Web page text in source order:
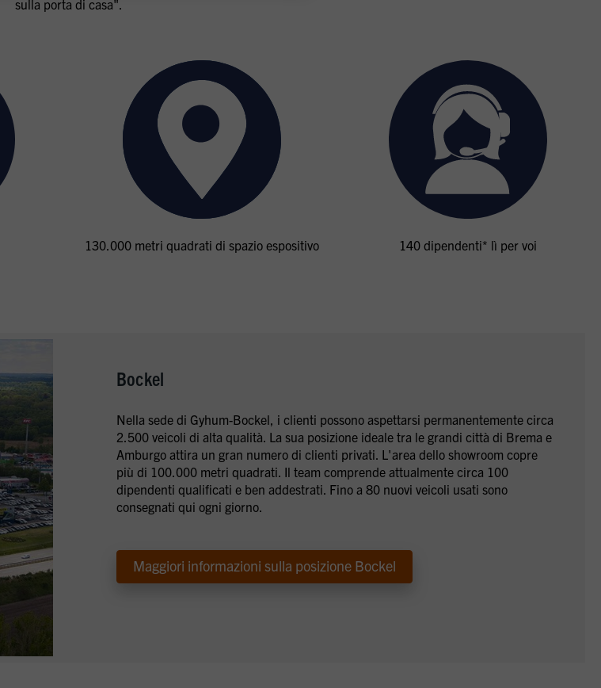
sulla porta di casa".
130.000 metri quadrati di spazio espositivo 140 dipendenti* lì per voi
Bockel
Nella sede di Gyhum-Bockel, i clienti possono aspettarsi permanentemente circa
2.500 veicoli di alta qualità. La sua posizione ideale tra le grandi città di Brema e
Amburgo attira un gran numero di clienti privati. L'area dello showroom copre
più di 100.000 metri quadrati. Il team comprende attualmente circa 100
dipendenti qualificati e ben addestrati. Fino a 80 nuovi veicoli usati sono
consegnati qui ogni giorno.
Maggiori informazioni sulla posizione Bockel